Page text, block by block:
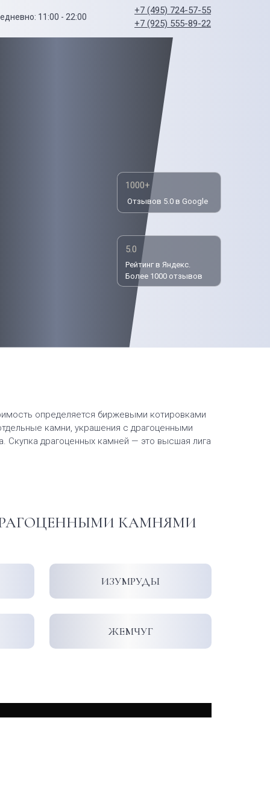
11:00 - 22:00
+7 (495) 724-57-55
+7 (925) 555-89-22
Рейтинг в Яндекс.
Более 1000 отзывов
5.0
Отзывов 5.0 в Google
1000+
определяется биржевыми котировками
камни, украшения с драгоценными
Скупка драгоценных камней — это высшая лига
КАМНЯМИ
ИЗУМРУДЫ
ЖЕМЧУГ